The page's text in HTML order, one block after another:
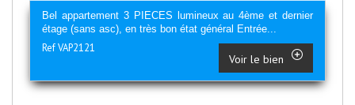
Bel appartement 3 PIECES lumineux au 4ème et dernier
étage (sans asc), en très bon état général Entrée...
Ref VAP2121
Voir le bien